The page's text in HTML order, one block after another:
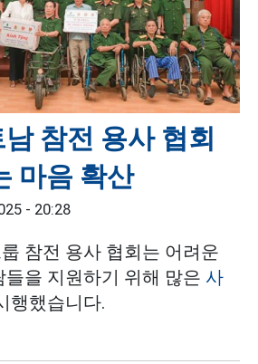
참전 용사 협회
마음 확산
- 20:28
참전 용사 협회는 어려운
을 지원하기 위해 많은 사
행했습니다.